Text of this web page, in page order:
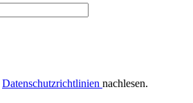
Datenschutzrichtlinien nachlesen.